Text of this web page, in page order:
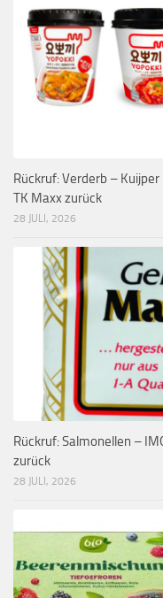
Rückruf: Verderb –
TK Maxx zurück
28 JULI, 2026
Rückruf: Salmonellen –
zurück
28 JULI, 2026